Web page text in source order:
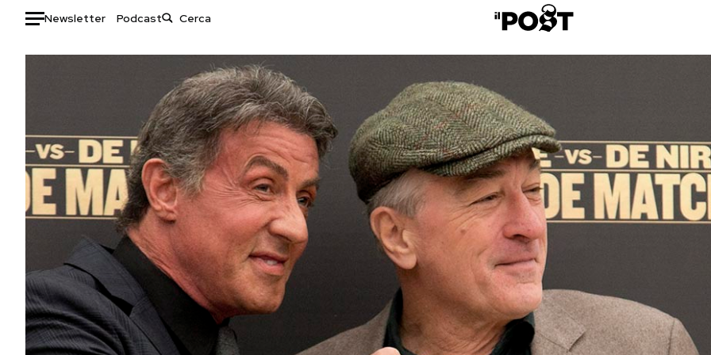
Newsletter Podcast
Auto
Mondo
Politica
Tecnologia
Internet
Scienza
Cultura
Economia
Sport
Moda
Libri
Consumismi
Storie/Idee
Ok Boomer!
Media
Europa
Altrecose
Mondiali calcio 2026